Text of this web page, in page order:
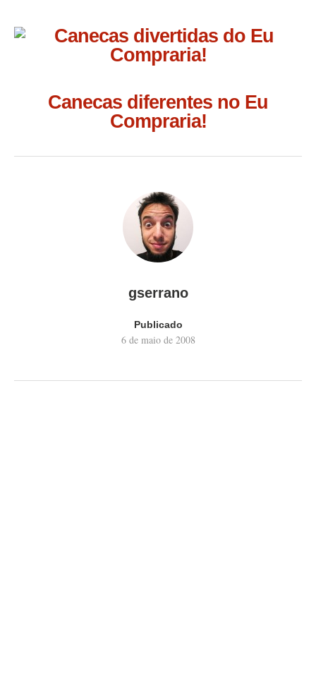
Canecas diferentes no Eu
Compraria!
gserrano
Publicado
6 de maio de 2008